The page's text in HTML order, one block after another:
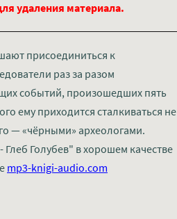
удаления материала.
присоединиться к
раз за разом
событий, произошедших пять
ему приходится сталкиваться не
— «чёрными» археологами.
Голубев" в хорошем качестве
mp3-knigi-audio.com